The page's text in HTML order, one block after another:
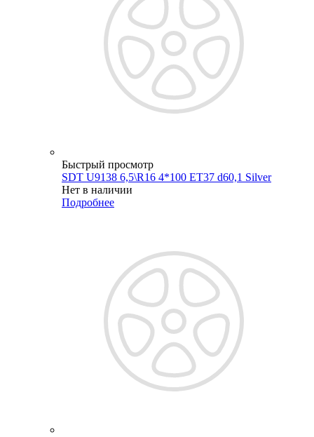
Быстрый просмотр
SDT U9138 6,5\R16 4*100 ET37 d60,1 Silver
Нет в наличии
Подробнее